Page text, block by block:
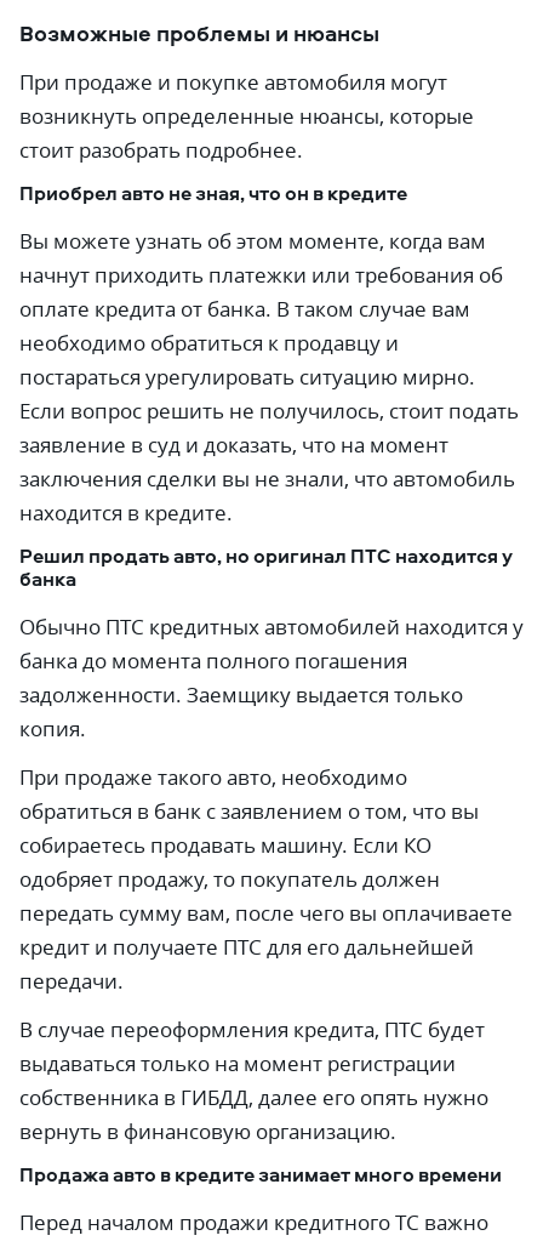
Возможные проблемы и нюансы
При продаже и покупке автомобиля могут
возникнуть определенные нюансы, которые
стоит разобрать подробнее.
Приобрел авто не зная, что он в кредите
Вы можете узнать об этом моменте, когда вам
начнут приходить платежки или требования об
оплате кредита от банка. В таком случае вам
необходимо обратиться к продавцу и
постараться урегулировать ситуацию мирно.
Если вопрос решить не получилось, стоит подать
заявление в суд и доказать, что на момент
заключения сделки вы не знали, что автомобиль
находится в кредите.
Решил продать авто, но оригинал ПТС находится у
банка
Обычно ПТС кредитных автомобилей находится у
банка до момента полного погашения
задолженности. Заемщику выдается только
копия.
При продаже такого авто, необходимо
обратиться в банк с заявлением о том, что вы
собираетесь продавать машину. Если КО
одобряет продажу, то покупатель должен
передать сумму вам, после чего вы оплачиваете
кредит и получаете ПТС для его дальнейшей
передачи.
В случае переоформления кредита, ПТС будет
выдаваться только на момент регистрации
собственника в ГИБДД, далее его опять нужно
вернуть в финансовую организацию.
Продажа авто в кредите занимает много времени
Перед началом продажи кредитного ТС важно